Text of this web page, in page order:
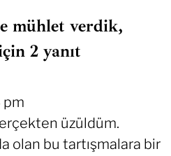
mühlet verdik,
2 yanıt
pm
üzüldüm.
olan bu tartışmalara bir